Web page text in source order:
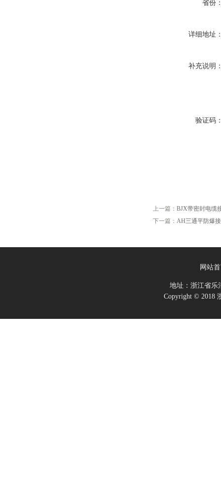
省份
详细地址
补充说明
验证码
上一篇： BJX带密封电缆
下一篇： AH三通平防爆
网站
地址：浙江省
Copyright © 2018